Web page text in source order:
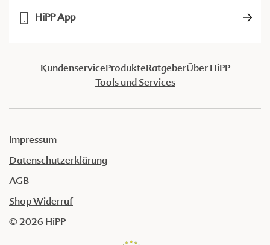
HiPP App
KundenserviceProdukteRatgeberÜber HiPP
Tools und Services
Impressum
Datenschutzerklärung
AGB
Shop Widerruf
© 2026 HiPP